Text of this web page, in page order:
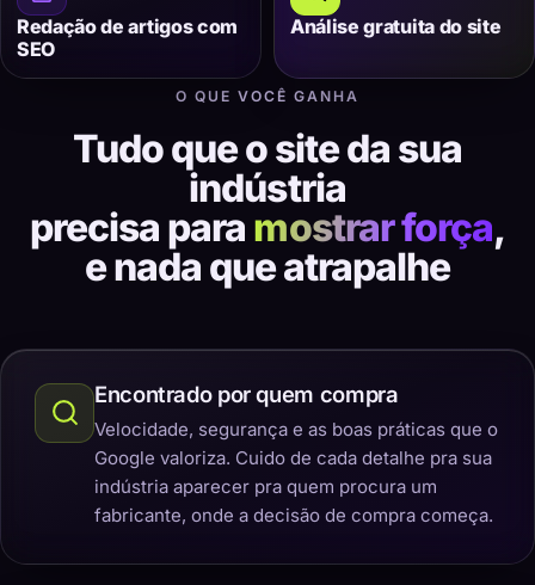
Redação de artigos com
SEO
Análise gratuita do site
O QUE VOCÊ GANHA
Tudo que o site da sua
indústria
precisa para mostrar força,
e nada que atrapalhe
Encontrado por quem compra
Velocidade, segurança e as boas práticas que o
Google valoriza. Cuido de cada detalhe pra sua
indústria aparecer pra quem procura um
fabricante, onde a decisão de compra começa.